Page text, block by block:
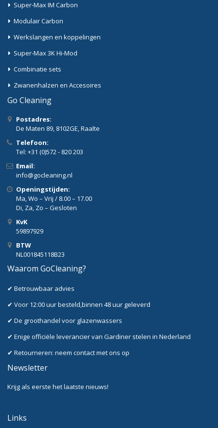
Super-Max IM Carbon
Modulair Carbon
Werkslangen en koppelingen
Super-Max 3K Hi-Mod
Combinatie sets
Zwanenhalzen en Accesoires
Go Cleaning
Postadres:
De Maten 89, 8102GE, Raalte
Telefoon:
Tel: +31 (0)572 - 820 203
Email:
info@gocleaning.nl
Openingstijden:
Ma, Wo – Vrij / 8.00 – 17.00
Di, Za, Zo – Gesloten
KvK
59897929
BTW
NL001845118B23
Waarom GoCleaning?
✔ Betrouwbaar advies
✔ Voor 12:00 uur besteld,binnen 48 uur geleverd
✔ De groothandel voor glazenwassers
✔ Enige officiële leverancier van Gardiner stelen in Nederland
✔ Retourneren: neem contact met ons op
Newsletter
Krijg als eerste het laatste nieuws!
Links